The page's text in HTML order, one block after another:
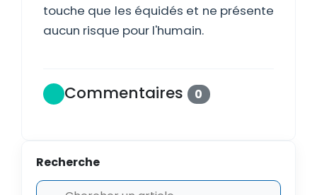
touche que les équidés et ne présente
aucun risque pour l'humain.
Commentaires 0
Recherche